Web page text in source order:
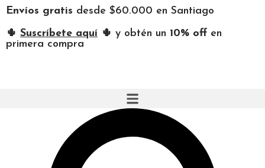
Envíos gratis desde $60.000 en Santiago
🌵 Suscríbete aquí 🌵 y obtén un 10% off en
primera compra